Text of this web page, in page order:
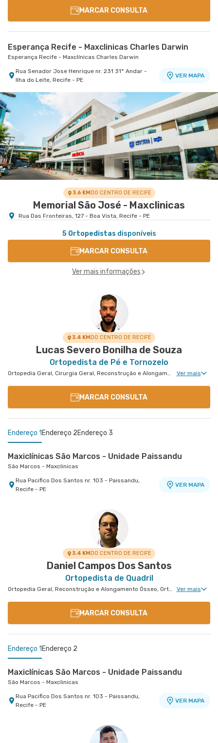
MARCAR CONSULTA
Esperança Recife - Maxclinicas Charles Darwin
Esperança Recife - Maxclínicas Charles Darwin
Rua Senador Jose Henrique nr. 231 31° Andar -
Ilha do Leite, Recife - PE
VER MAPA
3.6 KMDO CENTRO DE RECIFE
Memorial São José - Maxclinicas
Rua Das Fronteiras, 127 - Boa Vista, Recife - PE
5 Ortopedistas disponíveis
MARCAR CONSULTA
Ver mais informações
3.4 KMDO CENTRO DE RECIFE
Lucas Severo Bonilha de Souza
Ortopedista de Pé e Tornozelo
Ortopedia Geral, Cirurgia Geral, Reconstrução e Alongamento Ósseo, Cirurgia de Pé e Tornozelo Ver mais
MARCAR CONSULTA
Endereço 1 Endereço 2Endereço 3
Maxiclínicas São Marcos - Unidade Paissandu
São Marcos - Maxclinicas
Rua Pacifico Dos Santos nr. 103 - Paissandu,
Recife - PE
VER MAPA
Rua Das Fronteiras nr. 127 Centro Médico I - Boa
Avenida Doutor Jose Augusto Moreira nr. 751 -
3.4 KMDO CENTRO DE RECIFE
Daniel Campos Dos Santos
Ortopedista de Quadril
Ortopedia Geral, Reconstrução e Alongamento Ósseo, Ortopedia Pediátrica, Cirurgia de Quadril Ver mais
MARCAR CONSULTA
Endereço 1 Endereço 2
Maxiclínicas São Marcos - Unidade Paissandu
São Marcos - Maxclinicas
Rua Pacifico Dos Santos nr. 103 - Paissandu,
Recife - PE
VER MAPA
Avenida Doutor Jose Augusto Moreira nr. 900